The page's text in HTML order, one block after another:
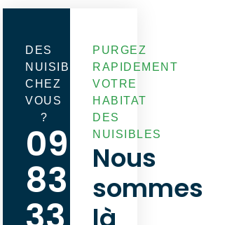
DES
NUISIBLES
CHEZ
VOUS
?
09
83
PURGEZ
RAPIDEMENT
VOTRE
HABITAT
DES
NUISIBLES
Nous
sommes